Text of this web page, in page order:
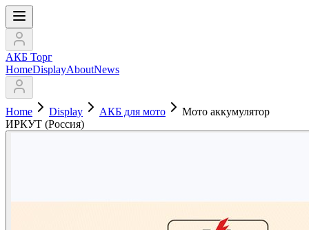
АКБ Торг
HomeDisplayAboutNews
Home Display АКБ для мото
Мото аккумулятор
ИРКУТ (Россия)